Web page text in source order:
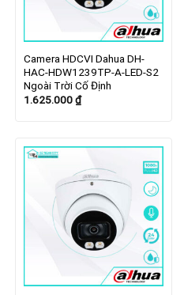
Camera HDCVI Dahua DH-
HAC-HDW1239TP-A-LED-S2
Ngoài Trời Cố Định
1.625.000₫